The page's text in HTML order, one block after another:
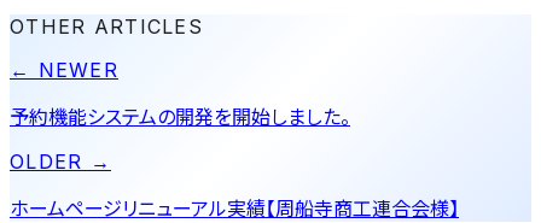
OTHER ARTICLES
← NEWER
予約機能システムの開発を開始しました。
OLDER →
ホームページリニューアル実績【周船寺商工連合会様】